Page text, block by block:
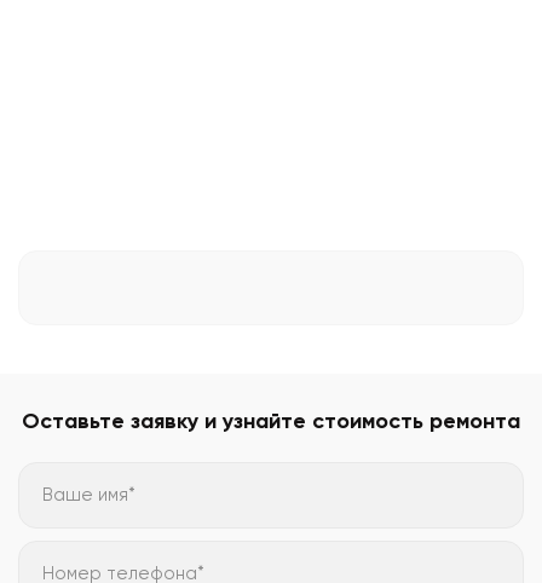
Оставьте заявку и узнайте стоимость ремонта
Ваше имя*
Номер телефона*